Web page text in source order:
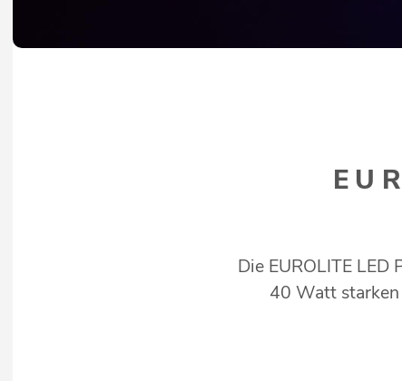
Die EUROLITE
40 Watt starken